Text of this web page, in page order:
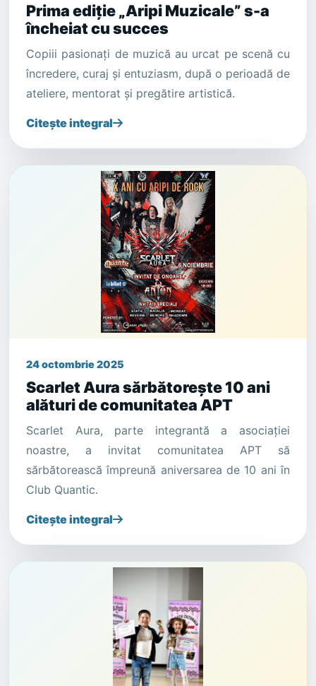
Prima ediție „Aripi Muzicale” s-a
încheiat cu succes
Copiii pasionați de muzică au urcat pe scenă cu
încredere, curaj și entuziasm, după o perioadă de
ateliere, mentorat și pregătire artistică.
Citește integral
24 octombrie 2025
Scarlet Aura sărbătorește 10 ani
alături de comunitatea APT
Scarlet Aura, parte integrantă a asociației
noastre, a invitat comunitatea APT să
sărbătorească împreună aniversarea de 10 ani în
Club Quantic.
Citește integral